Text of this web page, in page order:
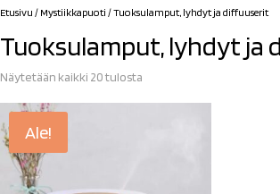
Etusivu / Mystiikkapuoti / Tuoksulamput, lyhdyt ja diffuuserit
Tuoksulamput, lyhdyt ja
Näytetään kaikki 20 tulosta
Ale!